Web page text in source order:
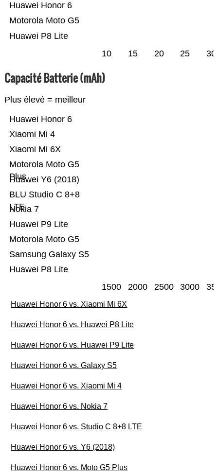
Huawei P8 Lite
Motorola Moto G5
Huawei Honor 6
10 15 20 25 30
Capacité Batterie (mAh)
Plus élevé = meilleur
Huawei P8 Lite
Samsung Galaxy S5
Motorola Moto G5
Huawei P9 Lite
Nokia 7
BLU Studio C 8+8
LTE
Huawei Y6 (2018)
Motorola Moto G5
Plus
Xiaomi Mi 6X
Xiaomi Mi 4
Huawei Honor 6
1500 2000 2500 3000
Huawei Honor 6 vs. Xiaomi Mi 6X
Huawei Honor 6 vs. Huawei P8 Lite
Huawei Honor 6 vs. Huawei P9 Lite
Huawei Honor 6 vs. Galaxy S5
Huawei Honor 6 vs. Xiaomi Mi 4
Huawei Honor 6 vs. Nokia 7
Huawei Honor 6 vs. Studio C 8+8 LTE
Huawei Honor 6 vs. Y6 (2018)
Huawei Honor 6 vs. Moto G5 Plus